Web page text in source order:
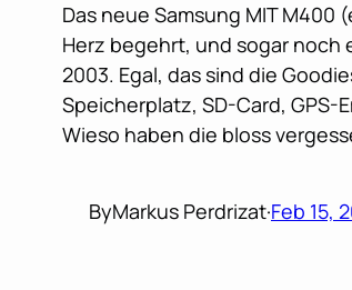
Das neue Samsung MIT M400
Herz begehrt, und sogar noch
2003. Egal, das sind die
Speicherplatz, SD-Card, GPS-
Wieso haben die bloss
ByMarkus Perdrizat·Feb 15,